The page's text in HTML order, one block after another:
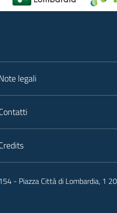
legali
- Piazza Città di Lombardia, 1